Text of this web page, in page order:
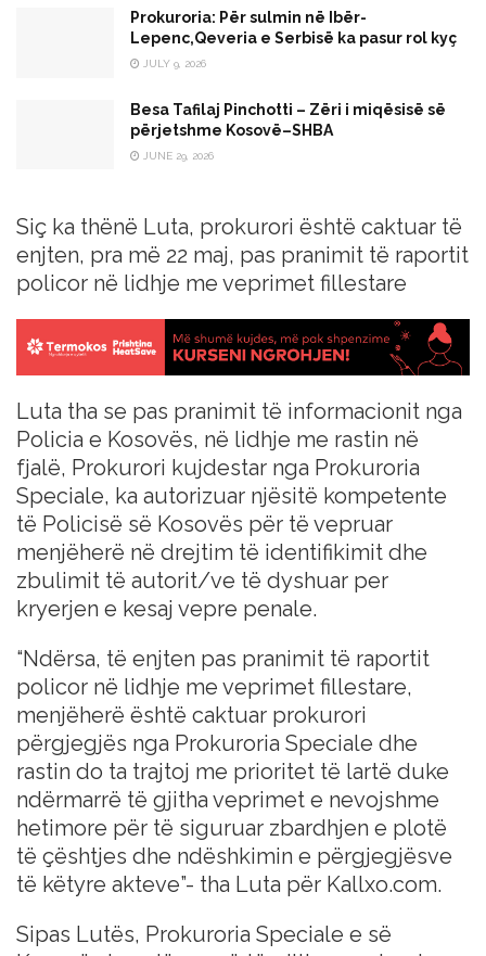
Prokuroria: Për sulmin në Ibër-
Lepenc,Qeveria e Serbisë ka pasur rol kyç
JULY 9, 2026
Besa Tafilaj Pinchotti – Zëri i miqësisë së
përjetshme Kosovë–SHBA
JUNE 29, 2026
Siç ka thënë Luta, prokurori është caktuar të
enjten, pra më 22 maj, pas pranimit të raportit
policor në lidhje me veprimet fillestare
Luta tha se pas pranimit të informacionit nga
Policia e Kosovës, në lidhje me rastin në
fjalë, Prokurori kujdestar nga Prokuroria
Speciale, ka autorizuar njësitë kompetente
të Policisë së Kosovës për të vepruar
menjëherë në drejtim të identifikimit dhe
zbulimit të autorit/ve të dyshuar per
kryerjen e kesaj vepre penale.
“Ndërsa, të enjten pas pranimit të raportit
policor në lidhje me veprimet fillestare,
menjëherë është caktuar prokurori
përgjegjës nga Prokuroria Speciale dhe
rastin do ta trajtoj me prioritet të lartë duke
ndërmarrë të gjitha veprimet e nevojshme
hetimore për të siguruar zbardhjen e plotë
të çështjes dhe ndëshkimin e përgjegjësve
të këtyre akteve”- tha Luta për Kallxo.com.
Sipas Lutës, Prokuroria Speciale e së